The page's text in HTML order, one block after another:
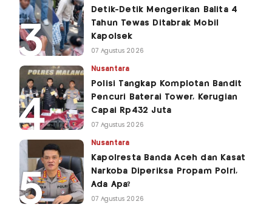
Detik-Detik Mengerikan Balita 4
Tahun Tewas Ditabrak Mobil
Kapolsek
07 Agustus 2026
Nusantara
Polisi Tangkap Komplotan Bandit
Pencuri Baterai Tower, Kerugian
Capai Rp432 Juta
07 Agustus 2026
Nusantara
Kapolresta Banda Aceh dan Kasat
Narkoba Diperiksa Propam Polri,
Ada Apa?
07 Agustus 2026